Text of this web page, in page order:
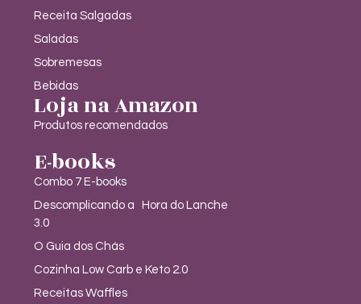
Receita Salgadas
Saladas
Sobremesas
Bebidas
Loja na Amazon
Produtos recomendados
E-books
Combo 7 E-books
Descomplicando a Hora do Lanche
3.0
O Guia dos Chás
Cozinha Low Carb e Keto 2.0
Receitas Waffles